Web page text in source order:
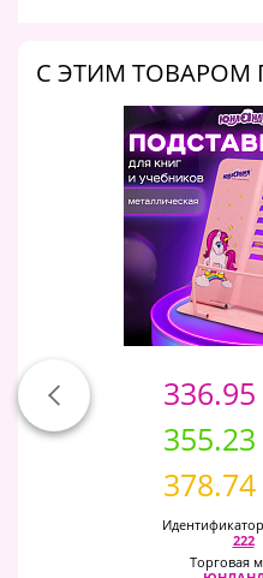
C ЭТИМ
222
Торговая